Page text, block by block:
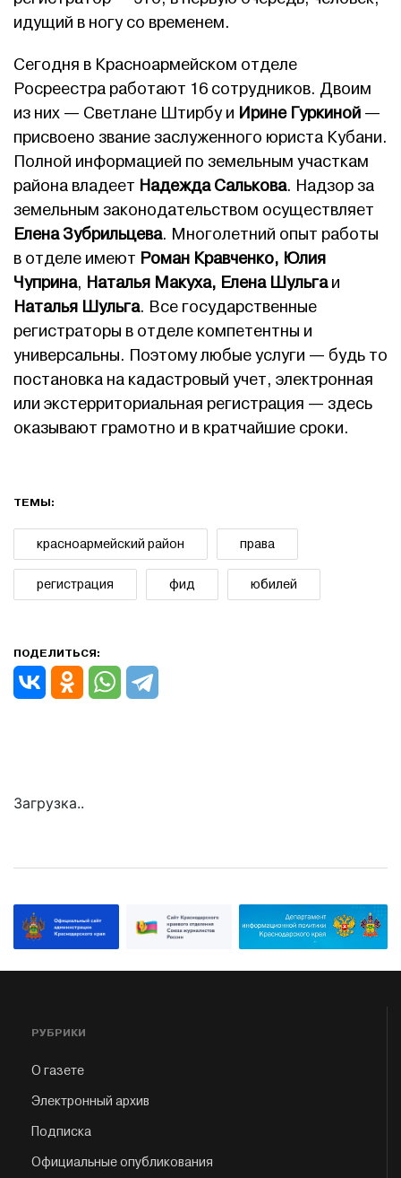
идущий в ногу со временем.
Сегодня в Красноармейском отделе
Росреестра работают 16 сотрудников. Двоим
из них — Светлане Штирбу и Ирине Гуркиной —
присвоено звание заслуженного юриста Кубани.
Полной информацией по земельным участкам
района владеет Надежда Салькова. Надзор за
земельным законодательством осуществляет
Елена Зубрильцева. Многолетний опыт работы
в отделе имеют Роман Кравченко, Юлия
Чуприна, Наталья Макуха, Елена Шульгаи
Наталья Шульга. Все государственные
регистраторы в отделе компетентны и
универсальны. Поэтому любые услуги — будь то
постановка на кадастровый учет, электронная
или экстерриториальная регистрация — здесь
оказывают грамотно и в кратчайшие сроки.
ТЕМЫ:
красноармейский район права
регистрация фид юбилей
ПОДЕЛИТЬСЯ:
Загрузка..
РУБРИКИ
О газете
Электронный архив
Подписка
Официальные опубликования